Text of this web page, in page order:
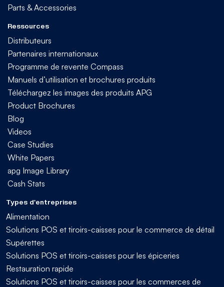
Parts & Accessories
Ressources
Distributeurs
Partenaires internationaux
Programme de revente Compass
Manuels d’utilisation et brochures produits
Téléchargez les images des produits APG
Product Brochures
Blog
Videos
Case Studies
White Papers
apg Image Library
Cash Stats
Types d'entreprises
Alimentation
Solutions POS et tiroirs-caisses pour le commerce de détail
Supérettes
Solutions POS et tiroirs-caisses pour les épiceries
Restauration rapide
Solutions POS et tiroirs-caisses pour les commerces de